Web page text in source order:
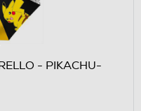
- PIKACHU-